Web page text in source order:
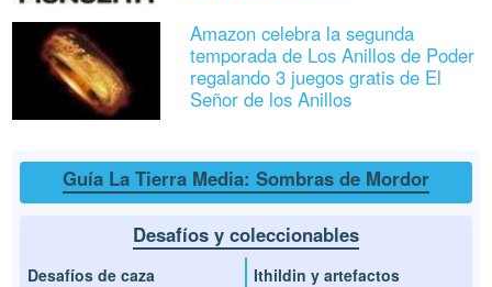
Amazon celebra la segunda
temporada de Los Anillos de Poder
regalando 3 juegos gratis de El
Señor de los Anillos
Guía La Tierra Media: Sombras de Mordor
Desafíos y coleccionables
Desafíos de caza
Ithildin y artefactos